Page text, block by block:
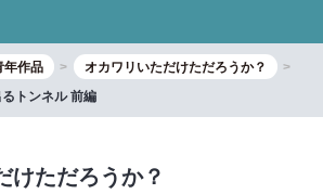
年作品
オカワリいただけただろうか？
トンネル 前編
けただろうか？